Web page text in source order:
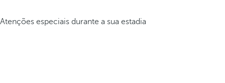
Atenções especiais durante a sua estadia